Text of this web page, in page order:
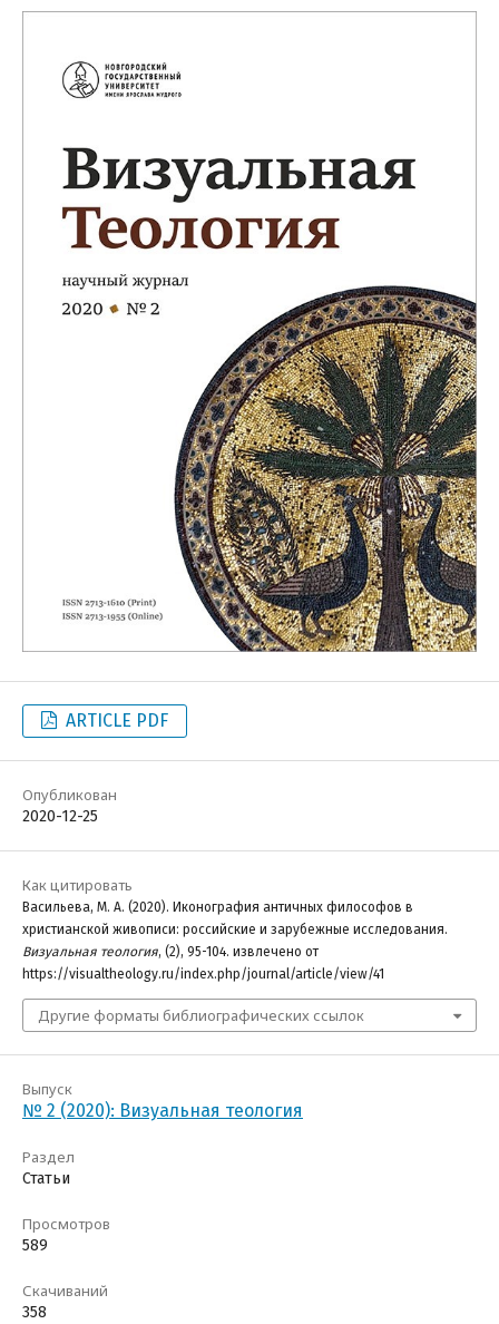
ARTICLE PDF
Опубликован
2020-12-25
Как цитировать
Васильева, М. А. (2020). Иконография античных философов в
христианской живописи: российские и зарубежные исследования.
Визуальная теология, (2), 95-104. извлечено от
https://visualtheology.ru/index.php/journal/article/view/41
Другие форматы библиографических ссылок
Выпуск
№ 2 (2020): Визуальная теология
Раздел
Статьи
Просмотров
589
Скачиваний
358